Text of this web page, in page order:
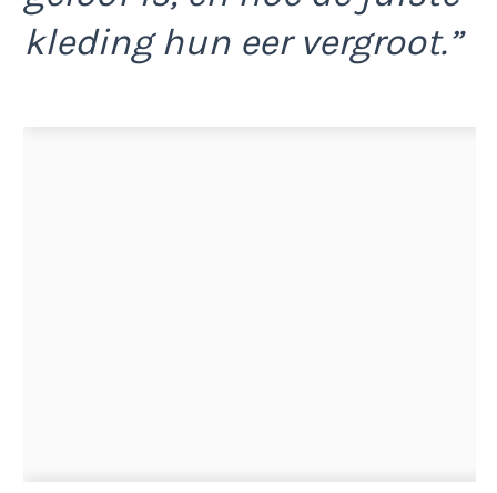
kleding hun eer vergroot.”